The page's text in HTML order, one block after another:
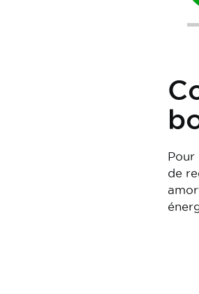
Pour
de